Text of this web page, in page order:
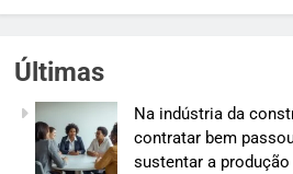
Últimas
Na indústria da
contratar bem
sustentar a produção